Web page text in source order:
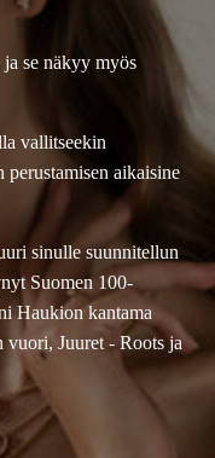
se näkyy myös
vallitseekin
aikaisine
sinulle suunnitellun
Suomen 100-
Haukion kantama
vuori, Juuret - Roots ja